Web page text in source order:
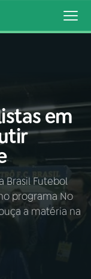
em
Brasil Futebol
programa No
a matéria na